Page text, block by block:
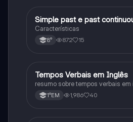
Inglês
Simple past e past
Características
8° 872 15
Inglês
Tempos Verbais em Inglês
resumo sobre tempos verbais em
1°EM 1,986 40